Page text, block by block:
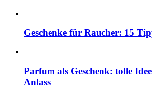
Geschenke für Raucher: 15
Parfum als Geschenk: tolle
Anlass